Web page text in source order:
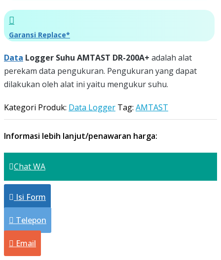
Garansi Replace*
Data Logger Suhu AMTAST DR-200A+ adalah alat
perekam data pengukuran. Pengukuran yang dapat
dilakukan oleh alat ini yaitu mengukur suhu.
Kategori Produk: Data Logger Tag: AMTAST
Informasi lebih lanjut/penawaran harga:
Chat WA
Isi Form
Telepon
Email